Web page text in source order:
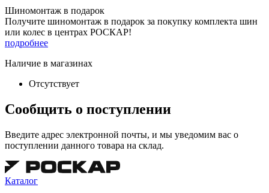
Шиномонтаж в подарок
Получите шиномонтаж в подарок за покупку комплекта шин
или колес в центрах РОСКАР!
подробнее
Наличие в магазинах
Отсутствует
Сообщить о поступлении
Введите адрес электронной почты, и мы уведомим вас о
поступлении данного товара на склад.
Каталог